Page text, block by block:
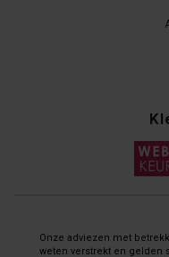
Onze adviezen met
weten verstrekt en gelden